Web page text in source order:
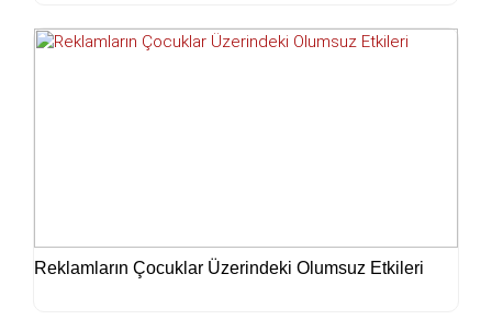
Reklamların Çocuklar Üzerindeki Olumsuz Etkileri